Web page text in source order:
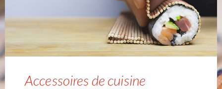
Accessoires de cuisine